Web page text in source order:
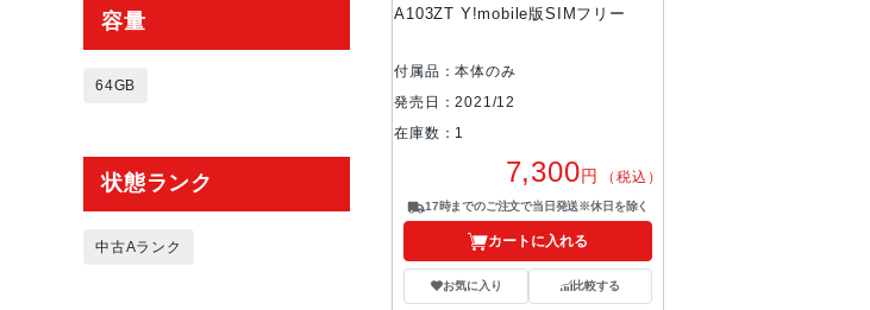
容量
64GB
状態ランク
中古Aランク
A103ZT Y!mobile版SIMフリー
付属品：本体のみ
発売日：2021/12
在庫数：1
7,300円 （税込）
17時までのご注文で当日発送※休日を除く
カートに入れる
お気に入り 比較する